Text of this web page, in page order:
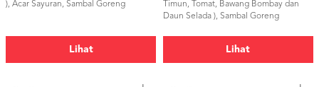
), Acar Sayuran, Sambal Goreng
Lihat
Timun, Tomat, Bawang Bombay dan
Daun Selada ), Sambal Goreng
Lihat